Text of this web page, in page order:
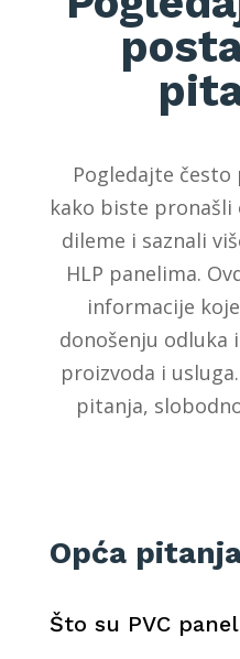
Pogledajte
kako biste pronašli
dileme i saznali
HLP panelima.
informacije
donošenju odluka
proizvoda i
pitanja,
Opća
Što su PVC